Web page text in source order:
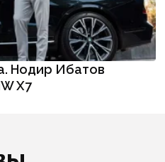
Нодир Ибатов
X7